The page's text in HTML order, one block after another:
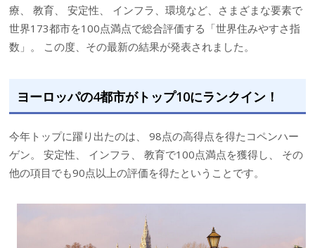
療、 教育、 安定性、 インフラ、環境など、さまざまな要素で
世界173都市を100点満点で総合評価する「世界住みやすさ指
数」。 この度、その最新の結果が発表されました。
ヨーロッパの4都市がトップ10にランクイン！
今年トップに躍り出たのは、 98点の高得点を得たコペンハー
ゲン。 安定性、 インフラ、 教育で100点満点を獲得し、 その
他の項目でも90点以上の評価を得たということです。